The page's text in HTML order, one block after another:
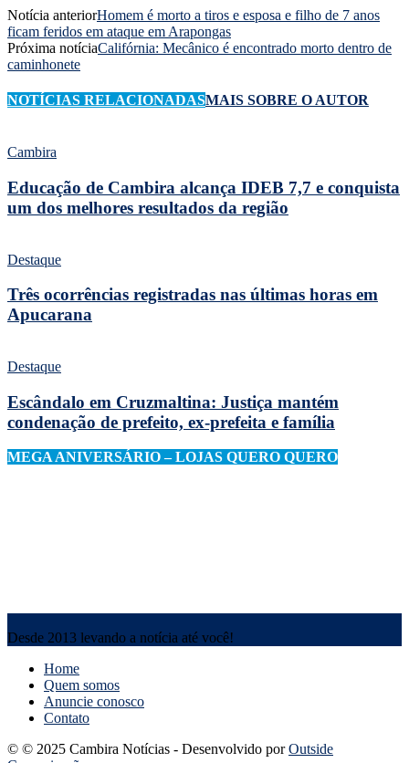
Notícia anteriorHomem é morto a tiros e esposa e filho de 7 anos
ficam feridos em ataque em Arapongas
Próxima notíciaCalifórnia: Mecânico é encontrado morto dentro de
caminhonete
NOTÍCIAS RELACIONADASMAIS SOBRE O AUTOR
Cambira
Educação de Cambira alcança IDEB 7,7 e conquista
um dos melhores resultados da região
Destaque
Três ocorrências registradas nas últimas horas em
Apucarana
Destaque
Escândalo em Cruzmaltina: Justiça mantém
condenação de prefeito, ex-prefeita e família
MEGA ANIVERSÁRIO – LOJAS QUERO QUERO
Desde 2013 levando a notícia até você!
Home
Quem somos
Anuncie conosco
Contato
© © 2025 Cambira Notícias - Desenvolvido porOutside